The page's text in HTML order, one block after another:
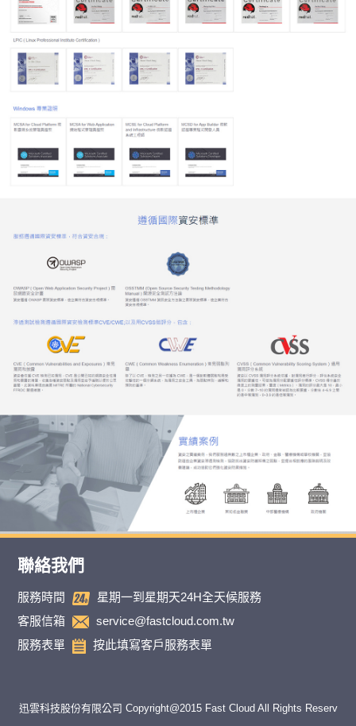
聯絡我們
服務時間
星期一到星期天24H全天候服務
客服信箱
service@fastcloud.com.tw
服務表單
按此填寫客戶服務表單
迅雲科技股份有限公司 Copyright@2015 Fast Cloud All Rights Reserv